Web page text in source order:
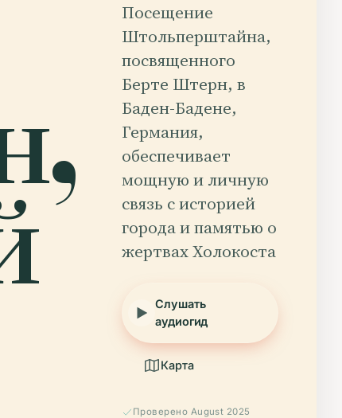
Посещение
Штольперштайна,
посвященного
Берте Штерн, в
Баден-Бадене,
Германия,
обеспечивает
мощную и личную
связь с историей
города и памятью о
жертвах Холокоста
Слушать
аудиогид
Карта
Проверено August 2025